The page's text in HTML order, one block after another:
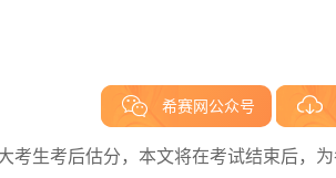
希赛网公众号
考生考后估分，本文将在考试结束后，